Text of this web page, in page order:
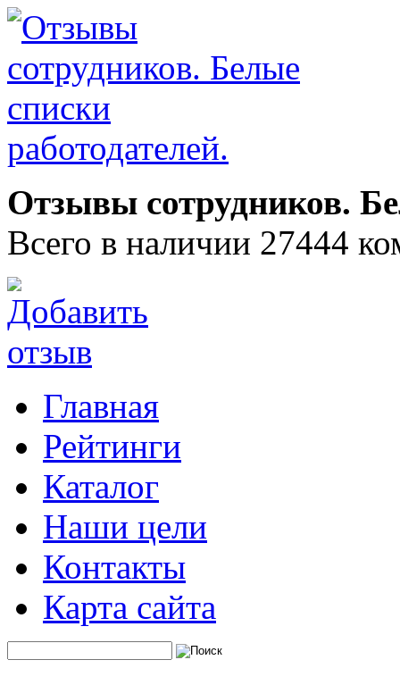
Отзывы сотрудников.
Всего в наличии 27444
Главная
Рейтинги
Каталог
Наши цели
Контакты
Карта сайта